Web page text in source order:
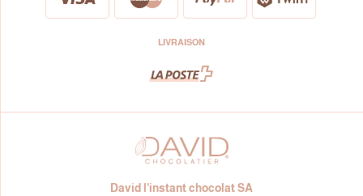
David l’instant chocolat SA
LIVRAISON